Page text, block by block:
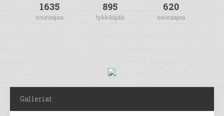
1635
seuraajaa
895
tykkääjää
620
seuraajaa
Galleriat